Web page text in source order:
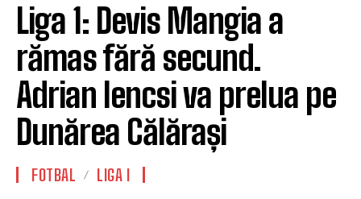
Liga 1: Devis Mangia a
rămas fără secund.
Adrian Iencsi va prelua pe
Dunărea Călărași
FOTBAL LIGA I